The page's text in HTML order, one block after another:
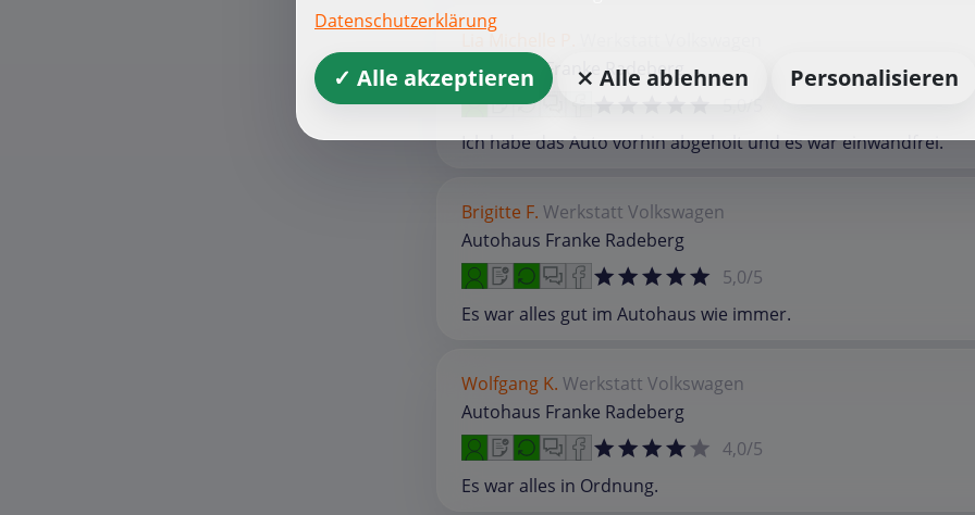
Autohaus Franke Radeberg
Ich habe das Auto vorhin abgeholt und es war einwandfrei.
Brigitte F. Werkstatt Volkswagen
Autohaus Franke Radeberg
5,0/5
Es war alles gut im Autohaus wie immer.
Wolfgang K. Werkstatt Volkswagen
Autohaus Franke Radeberg
4,0/5
Es war alles in Ordnung.
Datenschutzerklärung
✓ Alle akzeptieren ⨯ Alle ablehnen Personalisieren